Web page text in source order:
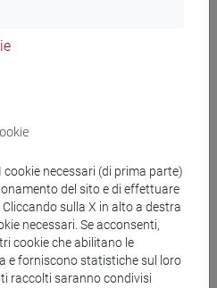
A.A. 2025-2026:
nel mio studio di Ca' Bernardo
necessari (di prima parte)
del sito e di effettuare
sulla X in alto a destra
necessari. Se acconsenti,
cookie che abilitano le
e forniscono statistiche sul loro
raccolti saranno condivisi